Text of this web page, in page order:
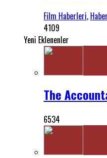
Film Haberleri,
4109
Yeni Eklenenler
The
6534